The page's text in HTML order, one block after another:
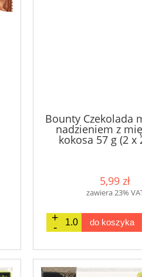
Bounty Czekolada
nadzieniem z
kokosa 57 g (2 x
5,99 zł
zawiera 23%
do koszyka